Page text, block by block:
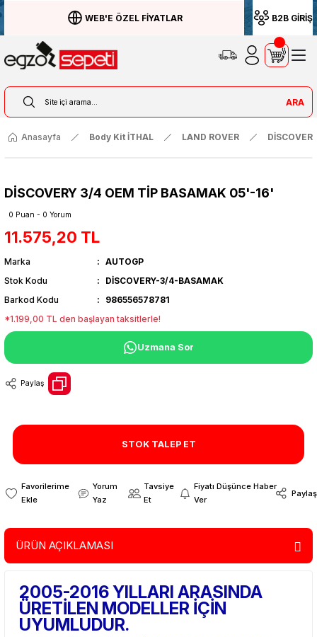
WEB'E ÖZEL FİYATLAR B2B GİRİŞ
ARA
Anasayfa Body Kit İTHAL LAND ROVER
DİSCOVERY 3/4 OEM TİP BASAMAK 05'-16'
0 Puan - 0 Yorum
11.575,20 TL
Marka
AUTOGP
Stok Kodu
DİSCOVERY-3/4-BASAMAK
Barkod Kodu
986556578781
*1.199,00 TL den başlayan taksitlerle!
Uzmana Sor
Paylaş
STOK TALEP ET
Yorum
Yaz
Tavsiye
Et
Fiyatı Düşünce Haber
Ver
Paylaş
ÜRÜN AÇIKLAMASI
2005-2016 YILLARI ARASINDA
ÜRETİLEN MODELLER İÇİN
UYUMLUDUR.